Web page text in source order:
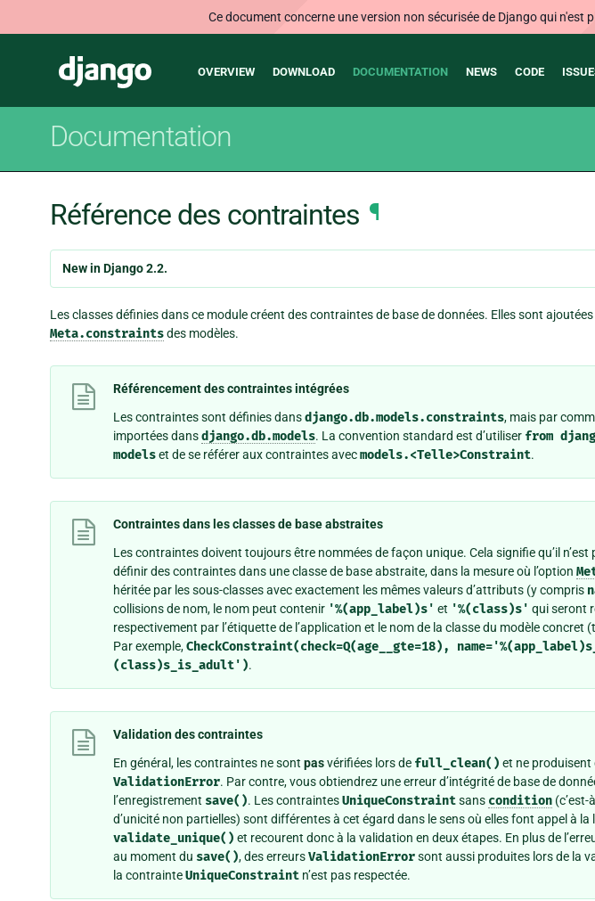
Ce document concerne une version non sécurisée de Django qui
Django
Main
OVERVIEW DOWNLOAD DOCUMENTATION NEWS CODE
Documentation
Référence des contraintes ¶
New in Django 2.2.
Les classes définies dans ce module créent des contraintes de base de données. Elles sont ajoutées
Meta.constraintsdes modèles.
Référencement des contraintes intégrées
Les contraintes sont définies dansdjango.db.models.constraints, mais par
importées dansdjango.db.models. La convention standard est d’utiliser from
modelset de se référer aux contraintes avecmodels.<Telle>Constraint.
Contraintes dans les classes de base abstraites
Les contraintes doivent toujours être nommées de façon unique. Cela signifie qu’il n’est
définir des contraintes dans une classe de base abstraite, dans la mesure où l’option
héritée par les sous-classes avec exactement les mêmes valeurs d’attributs (y compris
collisions de nom, le nom peut contenir '%(app_label)s' et '%(class)s' qui seront
respectivement par l’étiquette de l’application et le nom de la classe du modèle concret
Par exemple,CheckConstraint(check=Q(age__gte=18),
(class)s_is_adult').
Validation des contraintes
En général, les contraintes ne sont pasvérifiées lors de full_clean() et ne produisent
ValidationError. Par contre, vous obtiendrez une erreur d’intégrité de base de
l’enregistrement save(). Les contraintesUniqueConstraintsans condition
d’unicité non partielles) sont différentes à cet égard dans le sens où elles font appel à
validate_unique() et recourent donc à la validation en deux étapes. En plus de
au moment du save(), des erreursValidationErrorsont aussi produites lors de la
la contrainteUniqueConstraint n’est pas respectée.